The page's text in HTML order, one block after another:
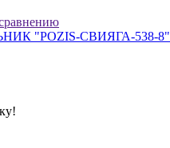
"POZIS-СВИЯГА-538-8"